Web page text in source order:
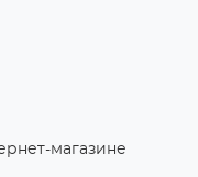
магазине